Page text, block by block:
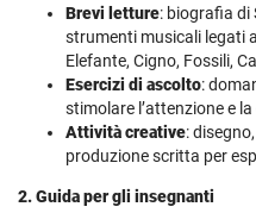
Brevi letture: biografia di
strumenti musicali legati
Elefante, Cigno, Fossili,
Esercizi di ascolto:
stimolare l’attenzione e
Attività creative:
produzione scritta per
2. Guida per gli insegnanti